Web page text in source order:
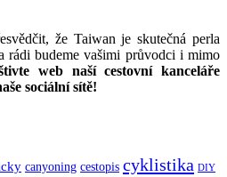
že Taiwan je skutečná perla
rádi budeme vašimi průvodci i mimo
web naší cestovní kanceláře
sociální sítě!
canyoning cestopis cyklistika DIY